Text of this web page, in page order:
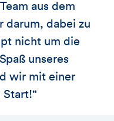
aus dem
darum, dabei zu
nicht um die
unseres
wir mit einer